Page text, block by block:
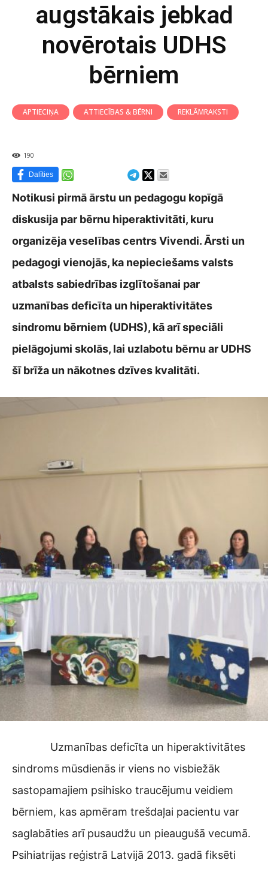
augstākais jebkad
novērotais UDHS
bērniem
APTIECIŅA ATTIECĪBAS & BĒRNI REKLĀMRAKSTI
190
Dalīties
Notikusi pirmā ārstu un pedagogu kopīgā
diskusija par bērnu hiperaktivitāti, kuru
organizēja veselības centrs Vivendi. Ārsti un
pedagogi vienojās, ka nepieciešams valsts
atbalsts sabiedrības izglītošanai par
uzmanības deficīta un hiperaktivitātes
sindromu bērniem (UDHS), kā arī speciāli
pielāgojumi skolās, lai uzlabotu bērnu ar UDHS
šī brīža un nākotnes dzīves kvalitāti.
Uzmanības deficīta un hiperaktivitātes
sindroms mūsdienās ir viens no visbiežāk
sastopamajiem psihisko traucējumu veidiem
bērniem, kas apmēram trešdaļai pacientu var
saglabāties arī pusaudžu un pieaugušā vecumā.
Psihiatrijas reģistrā Latvijā 2013. gadā fiksēti